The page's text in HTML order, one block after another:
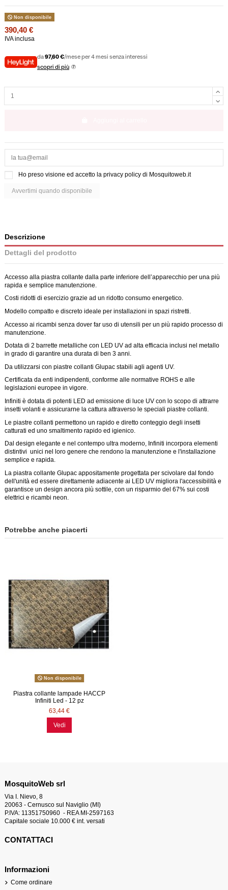
Non disponibile
390,40 €
IVA inclusa
da97,60 €/mese per 4 mesi senza interessi
scopri di più
Ho preso visione ed accetto la privacy policy di Mosquitoweb.it
Descrizione
Dettagli del prodotto
Accesso alla piastra collante dalla parte inferiore dell’apparecchio per una più
rapida e semplice manutenzione.
Costi ridotti di esercizio grazie ad un ridotto consumo energetico.
Modello compatto e discreto ideale per installazioni in spazi ristretti.
Accesso ai ricambi senza dover far uso di utensili per un più rapido processo di
manutenzione.
Dotata di 2 barrette metalliche con LED UV ad alta efficacia inclusi nel metallo
in grado di garantire una durata di ben 3 anni.
Da utilizzarsi con piastre collanti Glupac stabili agli agenti UV.
Certificata da enti indipendenti, conforme alle normative ROHS e alle
legislazioni europee in vigore.
Infiniti è dotata di potenti LED ad emissione di luce UV con lo scopo di attrarre
insetti volanti e assicurarne la cattura attraverso le speciali piastre collanti.
Le piastre collanti permettono un rapido e diretto conteggio degli insetti
catturati ed uno smaltimento rapido ed igienico.
Dal design elegante e nel contempo ultra moderno, Infiniti incorpora elementi
distintivi unici nel loro genere che rendono la manutenzione e l'installazione
semplice e rapida.
La piastra collante Glupac appositamente progettata per scivolare dal fondo
dell'unità ed essere direttamente adiacente ai LED UV migliora l'accessibilità e
garantisce un design ancora più sottile, con un risparmio del 67% sui costi
elettrici e ricambi neon.
Potrebbe anche piacerti
Non disponibile
Piastra collante lampade HACCP
Infiniti Led - 12 pz
63,44 €
Vedi
MosquitoWeb srl
Via I. Nievo, 8
20063 - Cernusco sul Naviglio (MI)
P.IVA: 11351750960 - REA MI-2597163
Capitale sociale 10.000 € int. versati
CONTATTACI
Informazioni
Come ordinare